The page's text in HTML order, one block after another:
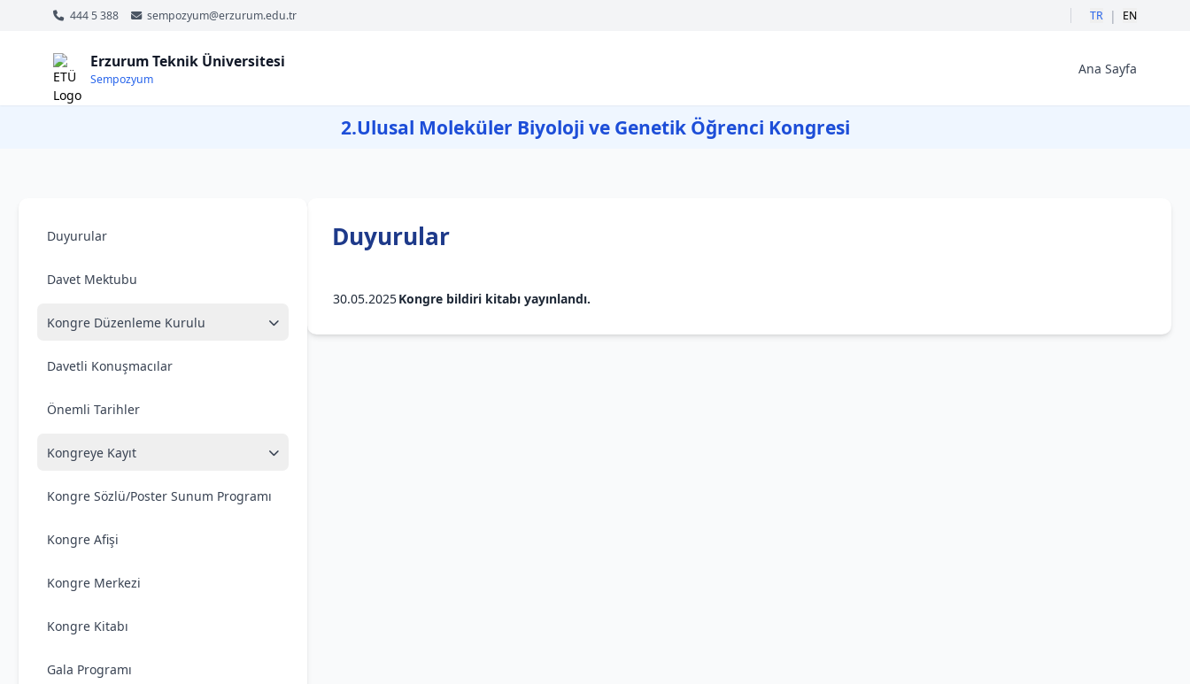
444 5 388 sempozyum@erzurum.edu.tr TR | EN
Erzurum Teknik Üniversitesi
Sempozyum
Ana Sayfa
2.Ulusal Moleküler Biyoloji ve Genetik Öğrenci Kongresi
Duyurular
Davet Mektubu
Kongre Düzenleme Kurulu
Davetli Konuşmacılar
Önemli Tarihler
Kongreye Kayıt
Kongre Sözlü/Poster Sunum Programı
Kongre Afişi
Kongre Merkezi
Kongre Kitabı
Gala Programı
Duyurular
30.05.2025Kongre bildiri kitabı yayınlandı.